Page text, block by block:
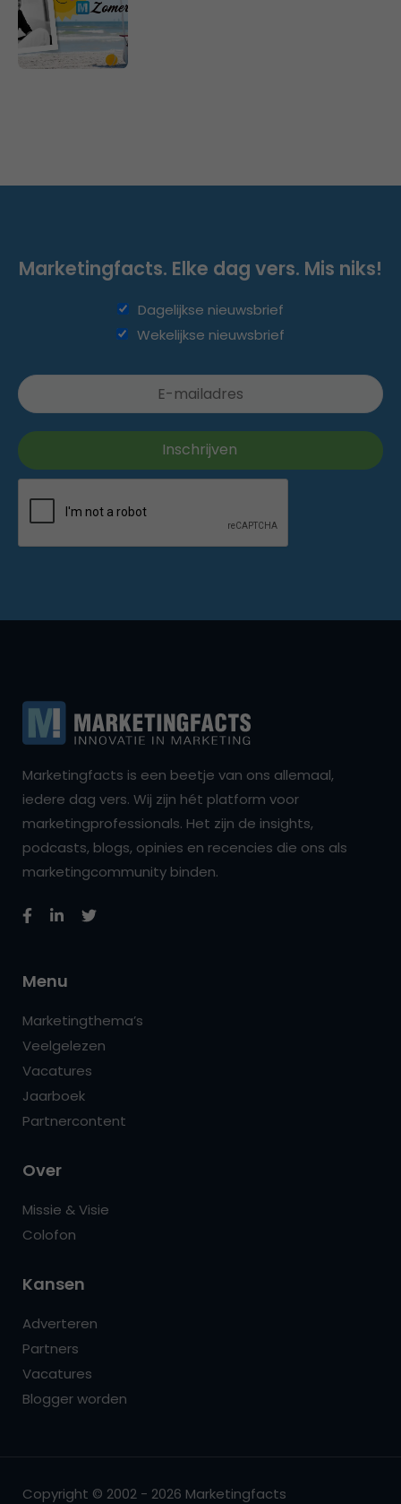
Marketingfacts. Elke dag vers. Mis niks!
Dagelijkse nieuwsbrief
Wekelijkse nieuwsbrief
Marketingfacts is een beetje van ons allemaal,
iedere dag vers. Wij zijn hét platform voor
marketingprofessionals. Het zijn de insights,
podcasts, blogs, opinies en recencies die ons als
marketingcommunity binden.
Menu
Marketingthema’s
Veelgelezen
Vacatures
Jaarboek
Partnercontent
Over
Missie & Visie
Colofon
Kansen
Adverteren
Partners
Vacatures
Blogger worden
Copyright © 2002 - 2026 Marketingfacts